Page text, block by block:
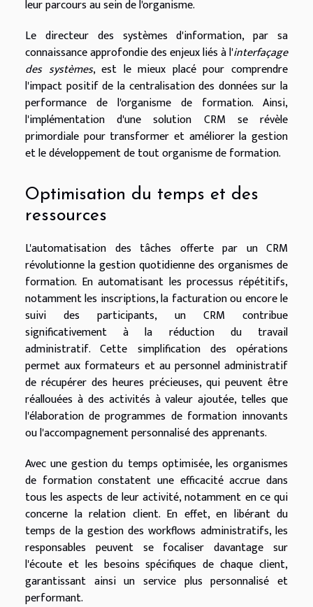
leur parcours au sein de l'organisme.
Le directeur des systèmes d'information, par sa
connaissance approfondie des enjeux liés à l'interfaçage
des systèmes, est le mieux placé pour comprendre
l'impact positif de la centralisation des données sur la
performance de l'organisme de formation. Ainsi,
l'implémentation d'une solution CRM se révèle
primordiale pour transformer et améliorer la gestion
et le développement de tout organisme de formation.
Optimisation du temps et des
ressources
L'automatisation des tâches offerte par un CRM
révolutionne la gestion quotidienne des organismes de
formation. En automatisant les processus répétitifs,
notamment les inscriptions, la facturation ou encore le
suivi des participants, un CRM contribue
significativement à la réduction du travail
administratif. Cette simplification des opérations
permet aux formateurs et au personnel administratif
de récupérer des heures précieuses, qui peuvent être
réallouées à des activités à valeur ajoutée, telles que
l'élaboration de programmes de formation innovants
ou l'accompagnement personnalisé des apprenants.
Avec une gestion du temps optimisée, les organismes
de formation constatent une efficacité accrue dans
tous les aspects de leur activité, notamment en ce qui
concerne la relation client. En effet, en libérant du
temps de la gestion des workflows administratifs, les
responsables peuvent se focaliser davantage sur
l'écoute et les besoins spécifiques de chaque client,
garantissant ainsi un service plus personnalisé et
performant.